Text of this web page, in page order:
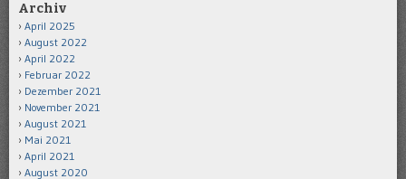
Archiv
April 2025
August 2022
April 2022
Februar 2022
Dezember 2021
November 2021
August 2021
Mai 2021
April 2021
August 2020